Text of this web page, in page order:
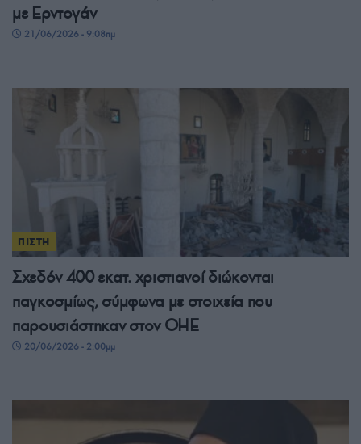
με Ερντογάν
21/06/2026 - 9:08πμ
ΠΙΣΤΗ
Σχεδόν 400 εκατ. χριστιανοί διώκονται
παγκοσμίως, σύμφωνα με στοιχεία που
παρουσιάστηκαν στον ΟΗΕ
20/06/2026 - 2:00μμ